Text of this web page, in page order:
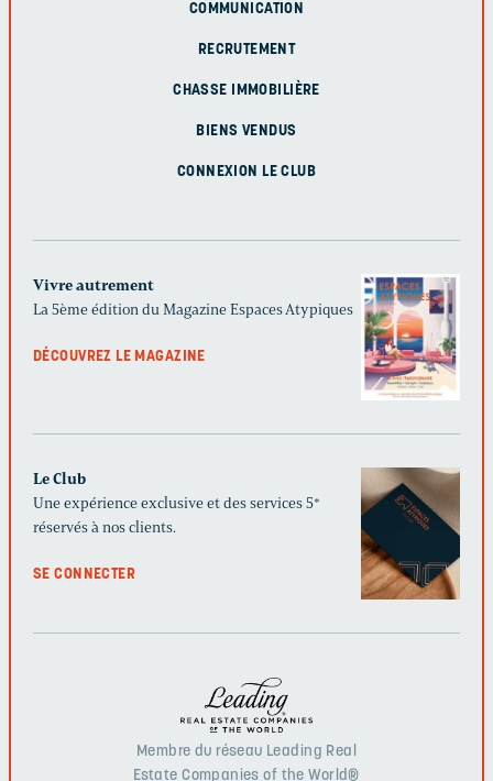
COMMUNICATION
RECRUTEMENT
CHASSE IMMOBILIÈRE
BIENS VENDUS
CONNEXION LE CLUB
Vivre autrement
La 5ème édition du Magazine Espaces Atypiques
DÉCOUVREZ LE MAGAZINE
Le Club
Une expérience exclusive et des services 5*
réservés à nos clients.
SE CONNECTER
Membre du réseau Leading Real
Estate Companies of the World®